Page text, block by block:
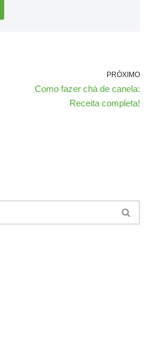
PRÓXIMO
Como fazer chá de canela:
Receita completa!